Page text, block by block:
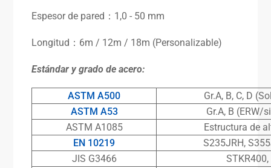
Espesor de pared：1,0 - 50 mm
Longitud：6m / 12m / 18m (Personalizable)
Estándar y grado de acero:
ASTM A500
Gr.A, B, C, D
ASTM A53
Gr.A, B (ERW/
ASTM A1085
Estructura de
EN 10219
S235JRH,
JIS G3466